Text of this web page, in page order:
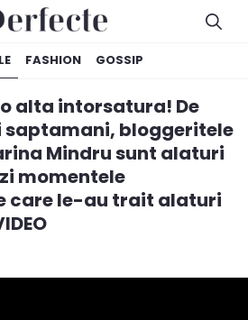
FASHION GOSSIP
alta intorsatura! De
saptamani, bloggeritele
Mindru sunt alaturi
momentele
care le-au trait alaturi